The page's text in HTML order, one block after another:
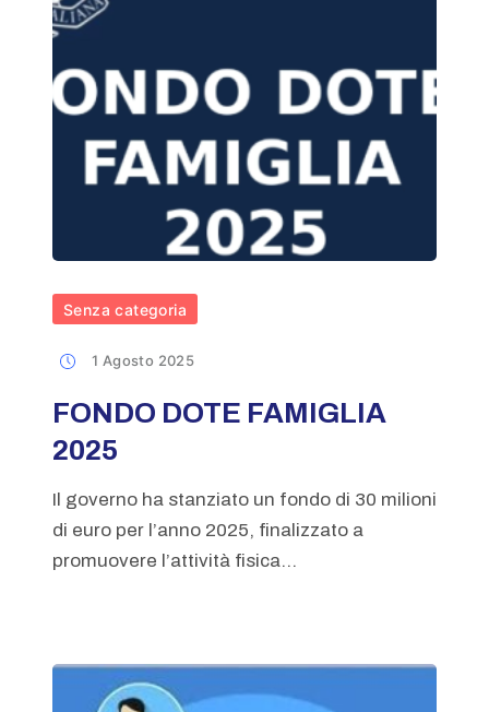
Senza categoria
1 Agosto 2025
FONDO DOTE FAMIGLIA
2025
Il governo ha stanziato un fondo di 30 milioni
di euro per l’anno 2025, finalizzato a
promuovere l’attività fisica...